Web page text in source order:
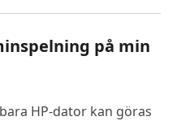
på min
HP-dator kan göras